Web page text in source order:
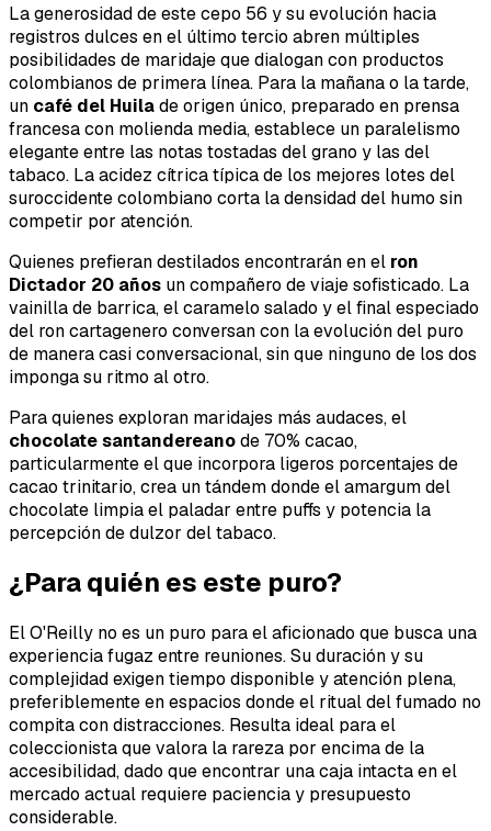
La generosidad de este cepo 56 y su evolución hacia
registros dulces en el último tercio abren múltiples
posibilidades de maridaje que dialogan con productos
colombianos de primera línea. Para la mañana o la tarde,
un café del Huilade origen único, preparado en prensa
francesa con molienda media, establece un paralelismo
elegante entre las notas tostadas del grano y las del
tabaco. La acidez cítrica típica de los mejores lotes del
suroccidente colombiano corta la densidad del humo sin
competir por atención.
Quienes prefieran destilados encontrarán en el ron
Dictador 20 años un compañero de viaje sofisticado. La
vainilla de barrica, el caramelo salado y el final especiado
del ron cartagenero conversan con la evolución del puro
de manera casi conversacional, sin que ninguno de los dos
imponga su ritmo al otro.
Para quienes exploran maridajes más audaces, el
chocolate santandereanode 70% cacao,
particularmente el que incorpora ligeros porcentajes de
cacao trinitario, crea un tándem donde el amargum del
chocolate limpia el paladar entre puffs y potencia la
percepción de dulzor del tabaco.
¿Para quién es este puro?
El O'Reilly no es un puro para el aficionado que busca una
experiencia fugaz entre reuniones. Su duración y su
complejidad exigen tiempo disponible y atención plena,
preferiblemente en espacios donde el ritual del fumado no
compita con distracciones. Resulta ideal para el
coleccionista que valora la rareza por encima de la
accesibilidad, dado que encontrar una caja intacta en el
mercado actual requiere paciencia y presupuesto
considerable.